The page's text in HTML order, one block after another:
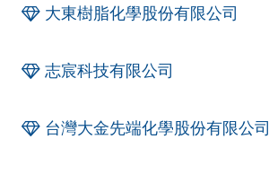
大東樹脂化學股份有限公司
志宸科技有限公司
台灣大金先端化學股份有限公司